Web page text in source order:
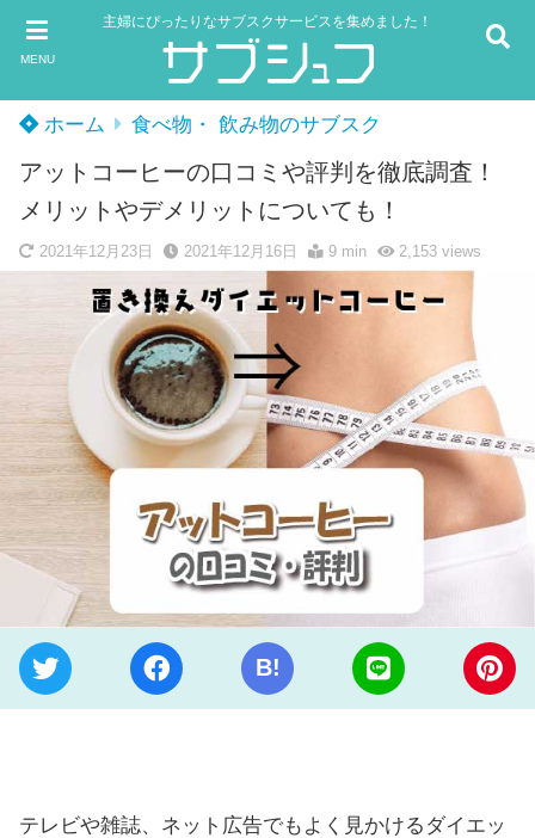
MENU
主婦にぴったりなサブスクサービスを集めました！
ホーム 食べ物・ 飲み物のサブスク
アットコーヒーの口コミや評判を徹底調査！
メリットやデメリットについても！
2021年12月23日 2021年12月16日 9 min 2,153views
B!
テレビや雑誌、ネット広告でもよく見かけるダイエッ